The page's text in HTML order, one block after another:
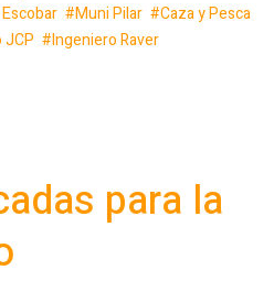
Muni Pilar
Caza y Pesca
JCP
Ingeniero Raver
para la